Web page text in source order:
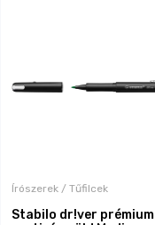
Írószerek / Tűfilcek
Stabilo dr!ver prémium